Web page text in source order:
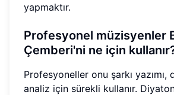
yapmaktır.
Profesyonel müzisyenler
Çemberi'ni ne için
Profesyoneller onu şarkı yazımı,
analiz için sürekli kullanır.